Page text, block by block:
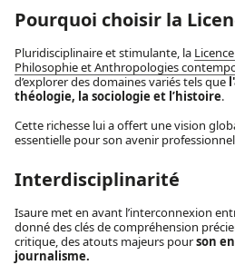
Pourquoi choisir la
Pluridisciplinaire et stimulante, la
Philosophie et Anthropologies
d’explorer des domaines variés tels que
théologie, la sociologie et l’histoire.
Cette richesse lui a offert une vision
essentielle pour son avenir
Interdisciplinarité
Isaure met en avant l’interconnexion
donné des clés de compréhension
critique, des atouts majeurs pourson
journalisme.